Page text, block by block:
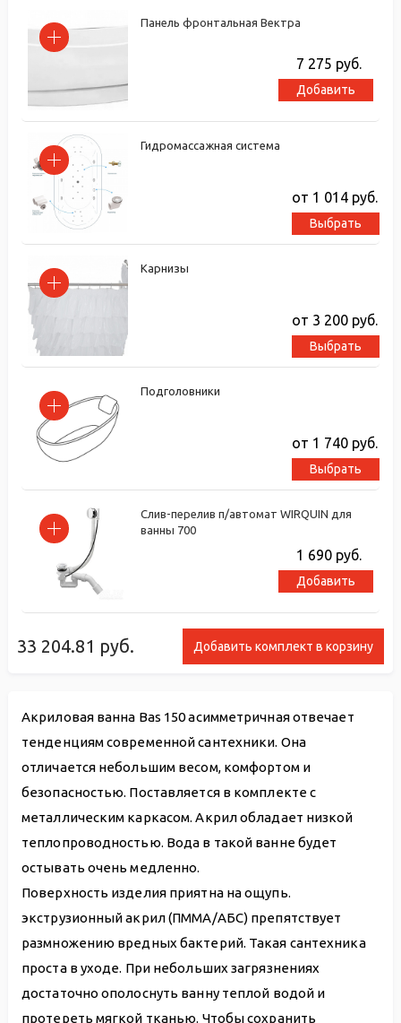
33 204.81 руб. Добавить комплект в корзину
Панель фронтальная Вектра
7 275 руб.
Добавить
Гидромассажная система
от 1 014 руб.
Выбрать
Карнизы
от 3 200 руб.
Выбрать
Подголовники
от 1 740 руб.
Выбрать
Слив-перелив п/автомат WIRQUIN для
ванны 700
1 690руб.
Добавить
Акриловая ванна Bas 150 асимметричная отвечает
тенденциям современной сантехники. Она
отличается небольшим весом, комфортом и
безопасностью. Поставляется в комплекте с
металлическим каркасом. Акрил обладает низкой
теплопроводностью. Вода в такой ванне будет
остывать очень медленно.
Поверхность изделия приятна на ощупь.
экструзионный акрил (ПММА/АБС) препятствует
размножению вредных бактерий. Такая сантехника
проста в уходе. При небольших загрязнениях
достаточно ополоснуть ванну теплой водой и
протереть мягкой тканью. Чтобы сохранить